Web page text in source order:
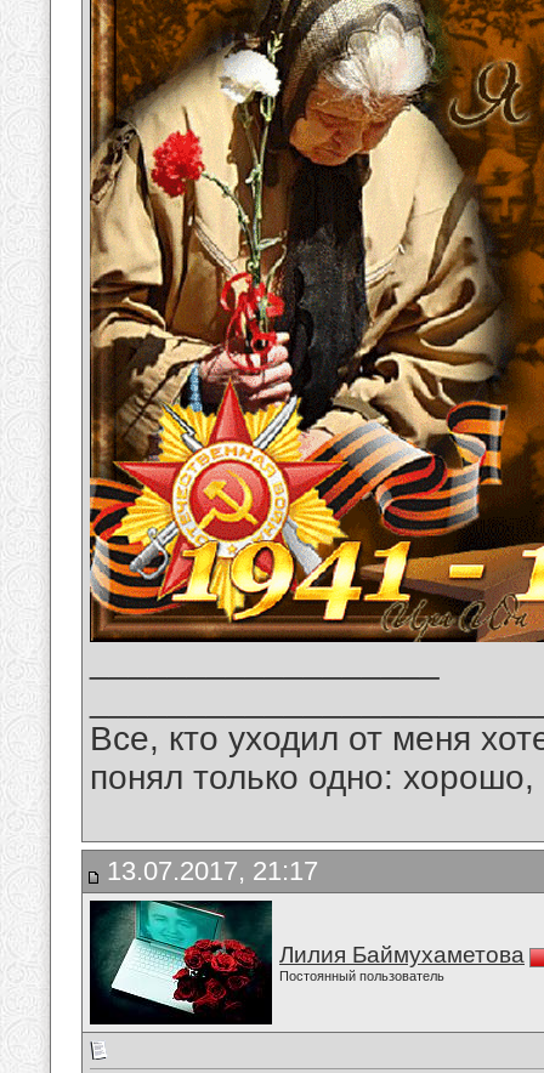
Все, кто уходил от меня
понял только одно:
13.07.2017, 21:17
Лилия Баймухаметова
Постоянный пользователь